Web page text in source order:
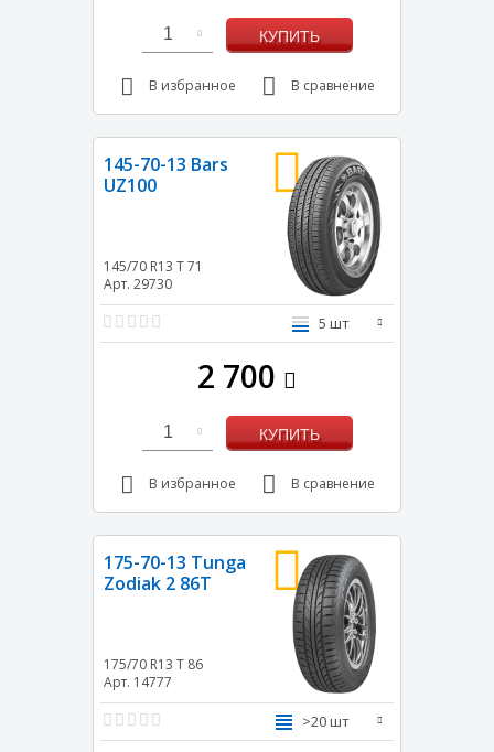
1 КУПИТЬ
В избранное В сравнение
145-70-13 Bars
UZ100
145/70 R13 T71
Арт. 29730
5 шт
2 700
1 КУПИТЬ
В избранное В сравнение
175-70-13 Tunga
Zodiak 2 86T
175/70 R13 T 86
Арт. 14777
>20 шт